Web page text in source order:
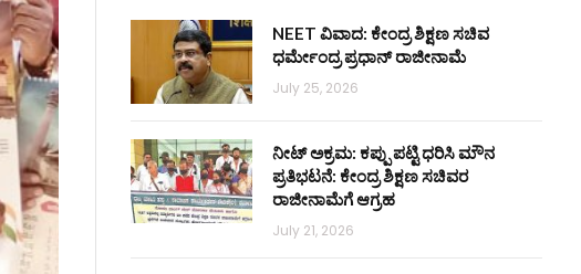
NEET ವಿವಾದ: ಕೇಂದ್ರ ಶಿಕ್ಷಣ ಸಚಿವ
ಧರ್ಮೇಂದ್ರ ಪ್ರಧಾನ್ ರಾಜೀನಾಮೆ
July 25, 2026
ನೀಟ್ ಅಕ್ರಮ: ಕಪ್ಪು ಪಟ್ಟಿ ಧರಿಸಿ ಮೌನ
ಪ್ರತಿಭಟನೆ: ಕೇಂದ್ರ ಶಿಕ್ಷಣ ಸಚಿವರ
ರಾಜೀನಾಮೆಗೆ ಆಗ್ರಹ
July 21, 2026